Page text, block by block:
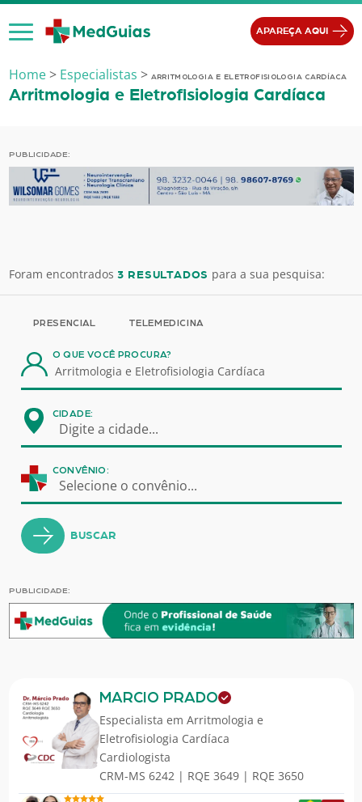
Ir para o conteúdo
APAREÇA AQUI
Home> Especialistas > ARRITMOLOGIA E ELETROFISIOLOGIA CARDÍACA
Arritmologia e Eletrofisiologia Cardíaca
PUBLICIDADE:
Foram encontrados 3 RESULTADOS para a sua pesquisa:
PRESENCIAL TELEMEDICINA
O QUE VOCÊ PROCURA?
CIDADE:
Digite a cidade...
CONVÊNIO:
Selecione o convênio...
BUSCAR
PUBLICIDADE:
MARCIO PRADO
Especialista em Arritmologia e
Eletrofisiologia Cardíaca
Cardiologista
CRM-MS 6242 | RQE 3649 | RQE 3650